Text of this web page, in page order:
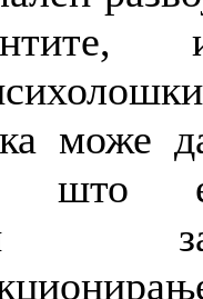
може
што